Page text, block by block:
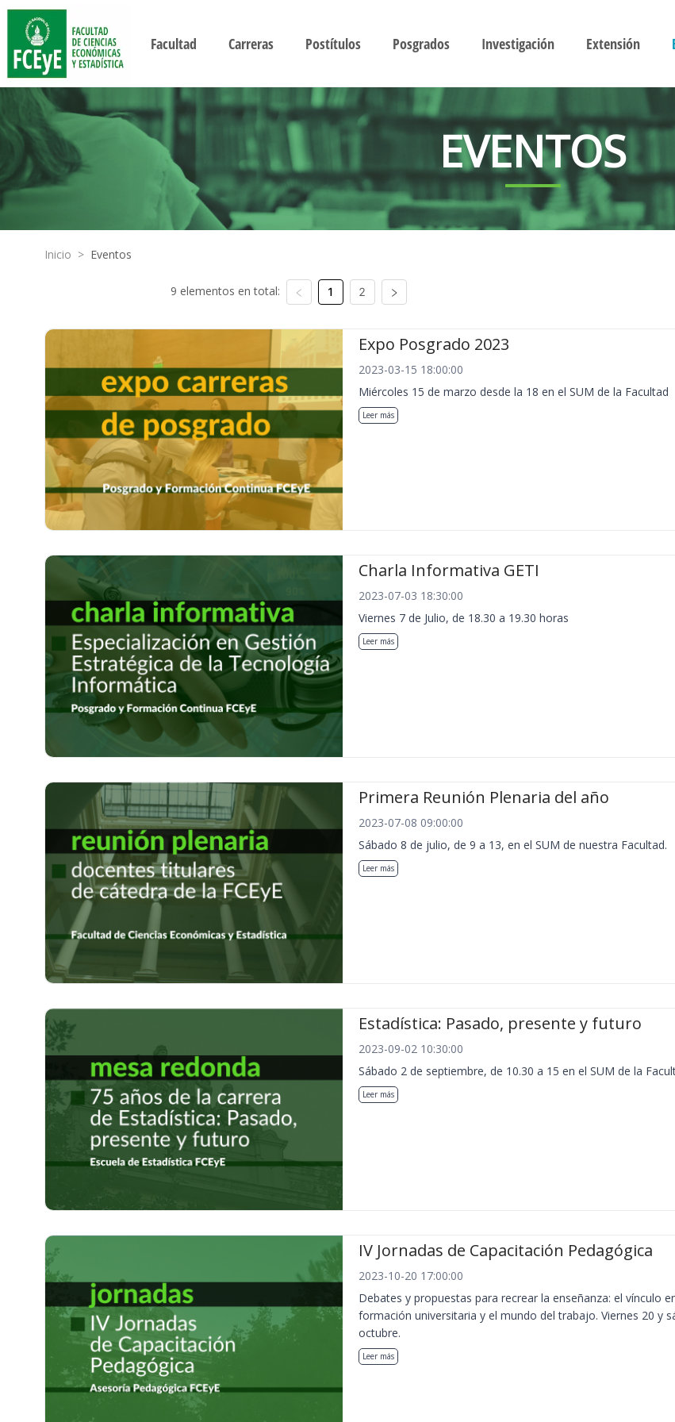
Facultad Carreras Postítulos Posgrados Investigación Extensión
EVENTOS
Inicio > Eventos
9 elementos en total: 1 2
Expo Posgrado 2023
2023-03-15 18:00:00
Miércoles 15 de marzo desde la 18 en el SUM de la Facultad
Leer más
Charla Informativa GETI
2023-07-03 18:30:00
Viernes 7 de Julio, de 18.30 a 19.30 horas
Leer más
Primera Reunión Plenaria del año
2023-07-08 09:00:00
Sábado 8 de julio, de 9 a 13, en el SUM de nuestra Facultad.
Leer más
Estadística: Pasado, presente y futuro
2023-09-02 10:30:00
Sábado 2 de septiembre, de 10.30 a 15 en el SUM de la
Leer más
IV Jornadas de Capacitación Pedagógica
2023-10-20 17:00:00
Debates y propuestas para recrear la enseñanza: el vínculo
formación universitaria y el mundo del trabajo. Viernes 20 y
octubre.
Leer más